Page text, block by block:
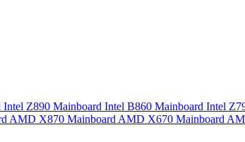
Intel Z890 Mainboard Intel B860 Mainboard Intel
AMD X870 Mainboard AMD X670 Mainboard